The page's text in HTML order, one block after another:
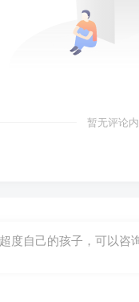
暂无评论
度自己的孩子，可以咨